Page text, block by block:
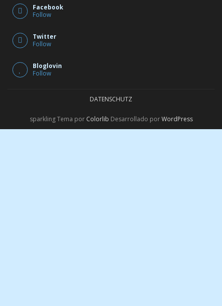
Facebook
Follow
Twitter
Follow
Bloglovin
Follow
DATENSCHUTZ
sparkling Tema por Colorlib Desarrollado porWordPress